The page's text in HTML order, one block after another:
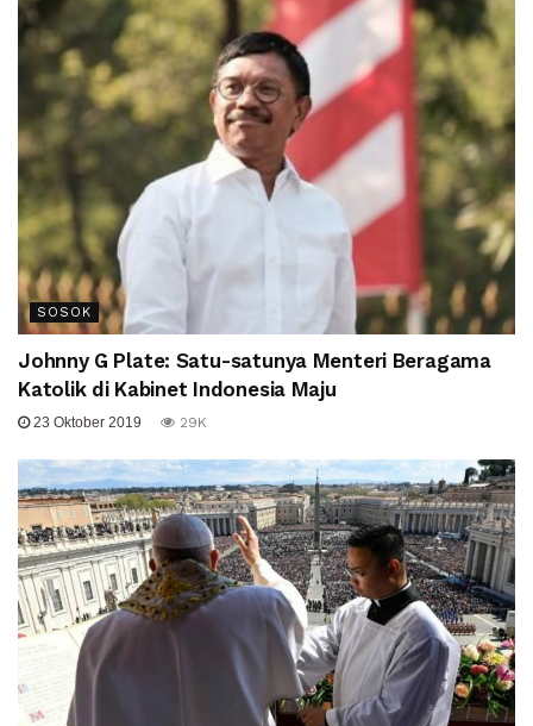
SOSOK
Johnny G Plate: Satu-satunya Menteri Beragama
Katolik di Kabinet Indonesia Maju
23 Oktober 2019 29K